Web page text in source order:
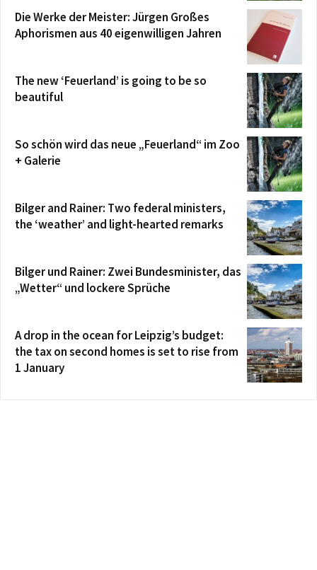
Die Werke der Meister: Jürgen Großes
Aphorismen aus 40 eigenwilligen Jahren
The new ‘Feuerland’ is going to be so
beautiful
So schön wird das neue „Feuerland“ im Zoo
+ Galerie
Bilger and Rainer: Two federal ministers,
the ‘weather’ and light-hearted remarks
Bilger und Rainer: Zwei Bundesminister, das
„Wetter“ und lockere Sprüche
A drop in the ocean for Leipzig’s budget:
the tax on second homes is set to rise from
1 January